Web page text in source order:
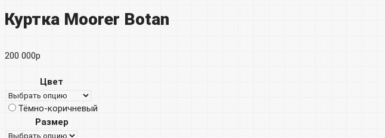
Куртка Moorer Botan
200 000р
Цвет
Тёмно-коричневый
Размер